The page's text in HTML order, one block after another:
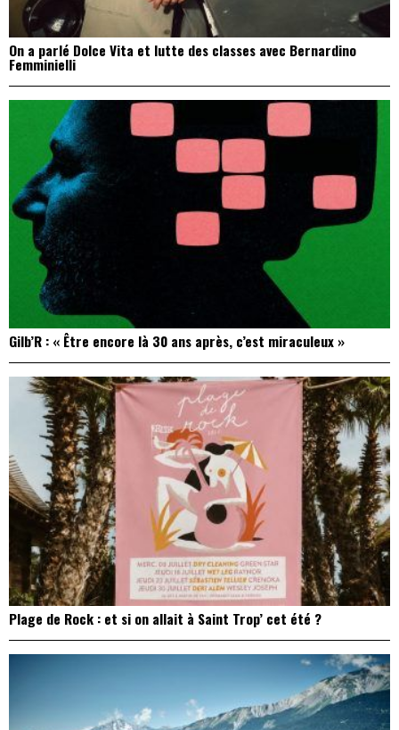
On a parlé Dolce Vita et lutte des classes avec Bernardino
Femminielli
Gilb’R : « Être encore là 30 ans après, c’est miraculeux »
Plage de Rock : et si on allait à Saint Trop’ cet été ?